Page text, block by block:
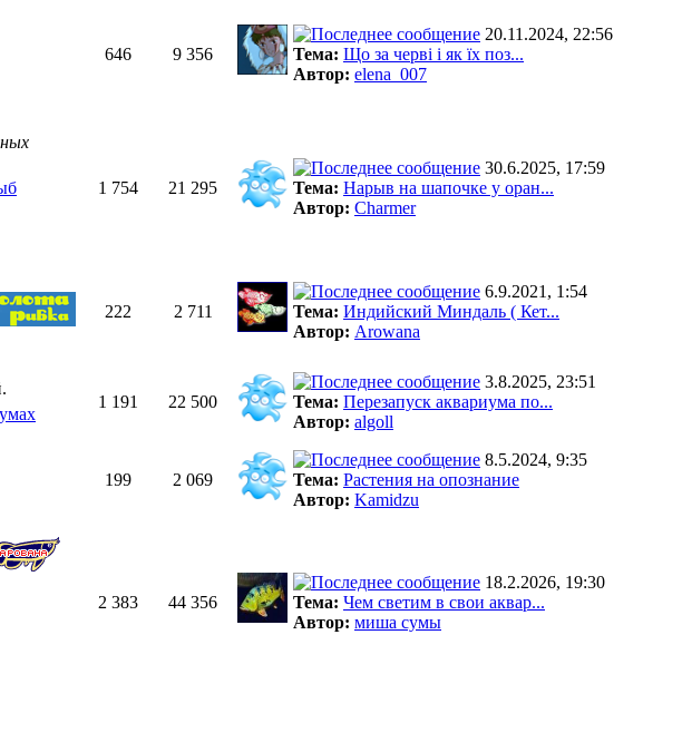
646 9 356
20.11.2024, 22:56
Тема: Що за черві і як їх поз...
Автор: elena_007
1 754 21 295
30.6.2025, 17:59
Тема: Нарыв на шапочке у оран...
Автор: Charmer
222 2 711
6.9.2021, 1:54
Тема: Индийский Миндаль ( Кет...
Автор: Arowana
1 191 22 500
3.8.2025, 23:51
Тема: Перезапуск аквариума по...
Автор: algoll
199 2 069
8.5.2024, 9:35
Тема: Растения на опознание
Автор: Kamidzu
2 383 44 356
18.2.2026, 19:30
Тема: Чем светим в свои аквар...
Автор: миша сумы